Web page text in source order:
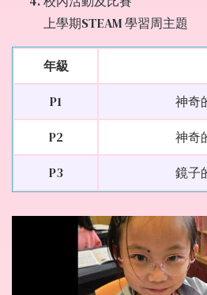
上學期STEAM 學習周主題
年級
P1 神奇
P2 神奇
P3 鏡子